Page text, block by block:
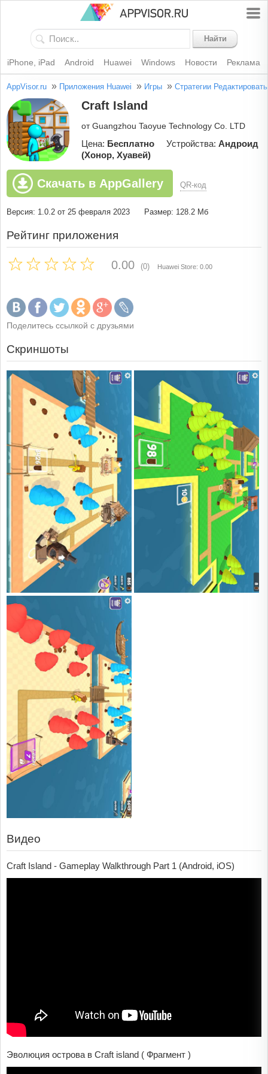
Найти
iPhone, iPad Android Huawei Windows Новости Реклама
AppVisor.ru » Приложения Huawei » Игры » Стратегии Редактировать
Craft Island
от Guangzhou Taoyue Technology Co. LTD
Цена: Бесплатно Устройства: Андроид
(Хонор, Хуавей)
Скачать в AppGallery QR-код
Версия: 1.0.2 от 25 февраля 2023 Размер: 128.2 Мб
Рейтинг приложения
0.00 (0) Huawei Store: 0.00
Поделитесь ссылкой с друзьями
Скриншоты
Видео
Craft Island - Gameplay Walkthrough Part 1 (Android, iOS)
Эволюция острова в Craft island ( Фрагмент )